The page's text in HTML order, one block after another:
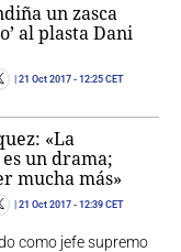
un zasca
al plasta Dani
21 Oct 2017 - 12:25 CET
«La
un drama;
mucha más»
21 Oct 2017 - 12:39 CET
como jefe supremo